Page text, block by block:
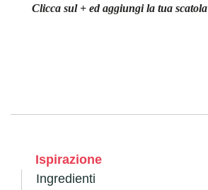
Clicca sul + ed aggiungi la tua scatola
Ispirazione
Ingredienti